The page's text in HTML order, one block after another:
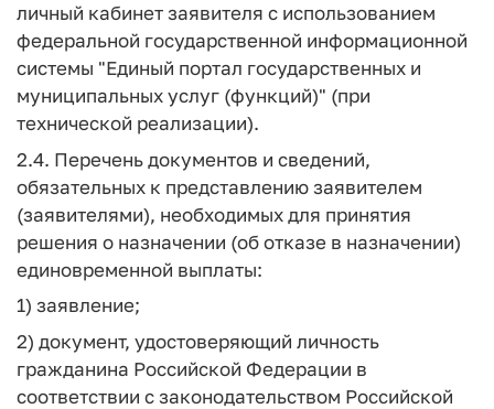
личный кабинет заявителя с использованием
федеральной государственной информационной
системы "Единый портал государственных и
муниципальных услуг (функций)" (при
технической реализации).
2.4. Перечень документов и сведений,
обязательных к представлению заявителем
(заявителями), необходимых для принятия
решения о назначении (об отказе в назначении)
единовременной выплаты:
1) заявление;
2) документ, удостоверяющий личность
гражданина Российской Федерации в
соответствии с законодательством Российской